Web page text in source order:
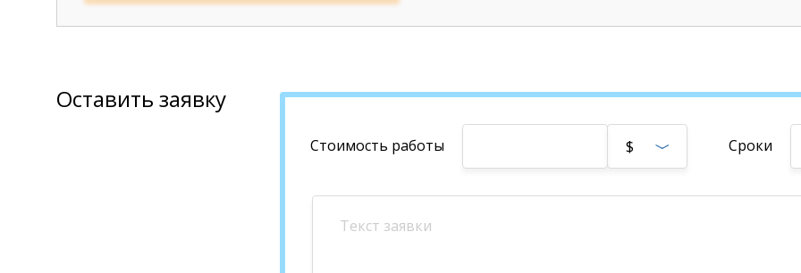
Оставить заявку
Стоимость работы $ Сроки